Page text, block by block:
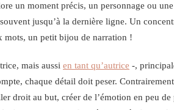
un moment précis, un personnage ou
jusqu’à la dernière ligne. Un
mots, un petit bijou de narration !
mais aussi en tant qu’autrice -,
chaque détail doit peser.
droit au but, créer de l’émotion en peu de